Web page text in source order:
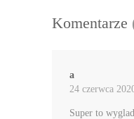
Komentarze
a
24 czerwca
Super to